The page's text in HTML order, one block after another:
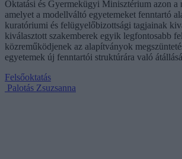
Oktatási és Gyermekügyi Minisztérium azon a
amelyet a modellváltó egyetemeket fenntartó
kuratóriumi és felügyelőbizottsági tagjainak
kiválasztott szakemberek egyik legfontosabb
közreműködjenek az alapítványok
egyetemek új fenntartói struktúrára való
Felsőoktatás
Palotás Zsuzsanna